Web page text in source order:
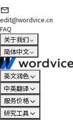
edit@wordvice.cn
FAQ
关于我们
简体中文
英文润色
中英翻译
服务价格
研究工具